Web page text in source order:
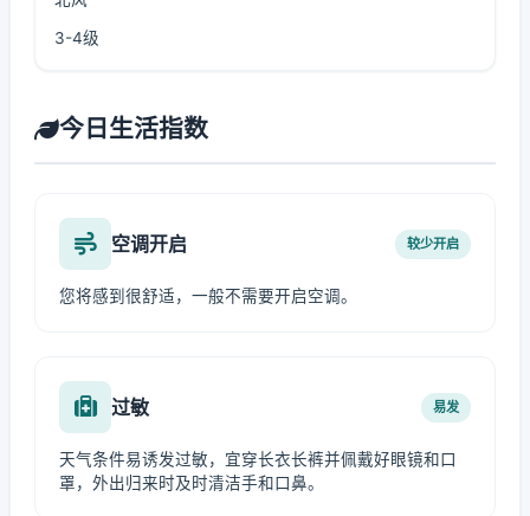
3-4级
今日生活指数
空调开启 较少开启
您将感到很舒适，一般不需要开启空调。
过敏 易发
天气条件易诱发过敏，宜穿长衣长裤并佩戴好眼镜和口
罩，外出归来时及时清洁手和口鼻。